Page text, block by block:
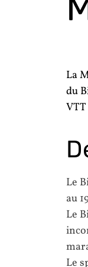
La
du
Le
au
Le
Le